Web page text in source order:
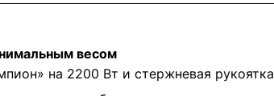
весом
на 2200 Вт и стержневая рукоятка